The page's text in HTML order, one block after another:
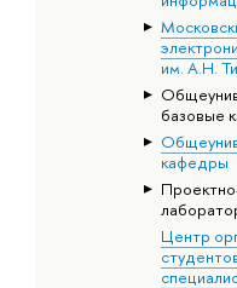
им. А.Н.
базовые
кафедры
Центр